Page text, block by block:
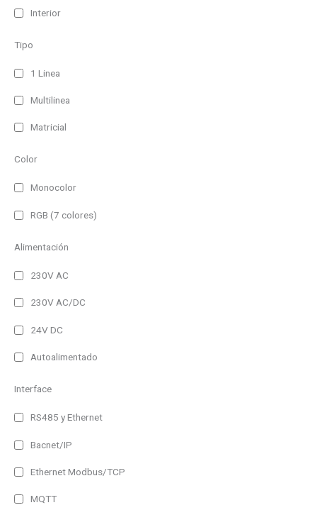
Interior
Tipo
1 Linea
Multilinea
Matricial
Color
Monocolor
RGB (7 colores)
Alimentación
230V AC
230V AC/DC
24V DC
Autoalimentado
Interface
RS485 y Ethernet
Bacnet/IP
Ethernet Modbus/TCP
MQTT